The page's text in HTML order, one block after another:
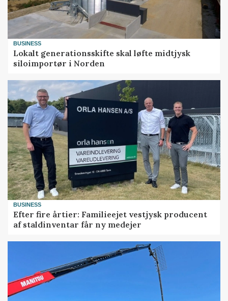
BUSINESS
Lokalt generationsskifte skal løfte midtjysk
siloimportør i Norden
BUSINESS
Efter fire årtier: Familieejet vestjysk producent
af staldinventar får ny medejer